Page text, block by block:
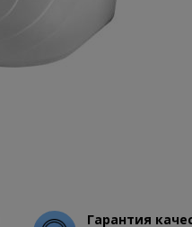
Гарантия